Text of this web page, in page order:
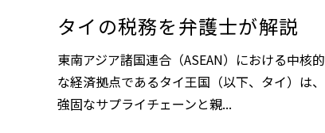
タイの税務を弁護士が解説
東南アジア諸国連合（ASEAN）における中核的
な経済拠点であるタイ王国（以下、タイ）は、
強固なサプライチェーンと親...